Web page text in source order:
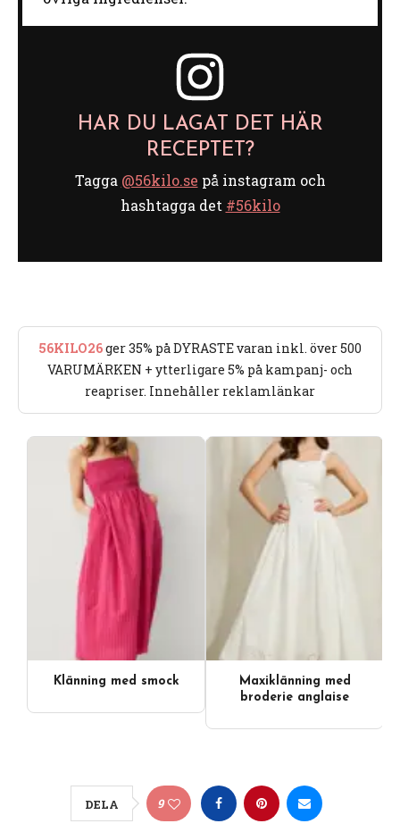
HAR DU LAGAT DET HÄR
RECEPTET?
Tagga @56kilo.se på instagram och
hashtagga det #56kilo
56KILO26ger 35% på DYRASTE varan inkl. över 500
VARUMÄRKEN + ytterligare 5% på kampanj- och
reapriser. Innehåller reklamlänkar
Klänning med smock
Maxiklänning med
broderie anglaise
DELA 9